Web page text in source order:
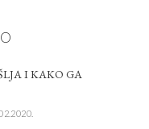
I KAKO GA